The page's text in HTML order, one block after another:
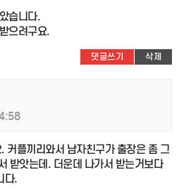
습니다.
으려구요.
댓글쓰기 삭제
커플끼리와서 남자친구가 출장은 좀 그
받앗는데. 더운데 나가서 받는거보다
다.